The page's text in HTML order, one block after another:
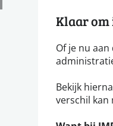
Klaar om
Of je nu
Bekijk
verschil kan